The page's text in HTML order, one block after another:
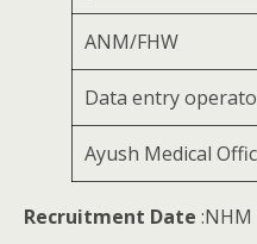
ANM/FHW
Data entry
Ayush Medical
Recruitment Date